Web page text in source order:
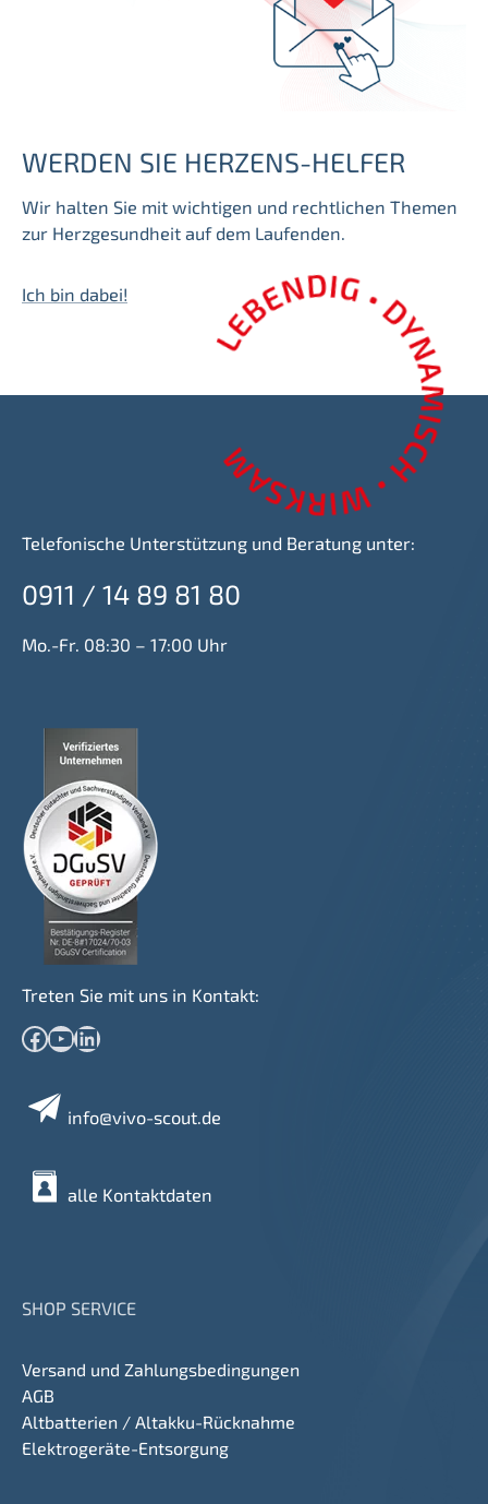
WERDEN SIE HERZENS-HELFER
Wir halten Sie mit wichtigen und rechtlichen Themen
zur Herzgesundheit auf dem Laufenden.
Ich bin dabei!
Telefonische Unterstützung und Beratung unter:
0911 / 14 89 81 80
Mo.-Fr. 08:30 – 17:00 Uhr
Treten Sie mit uns in Kontakt:
Facebook YouTube LinkedIn
info@vivo-scout.de
alle Kontaktdaten
SHOP SERVICE
Versand und Zahlungsbedingungen
AGB
Altbatterien / Altakku-Rücknahme
Elektrogeräte-Entsorgung